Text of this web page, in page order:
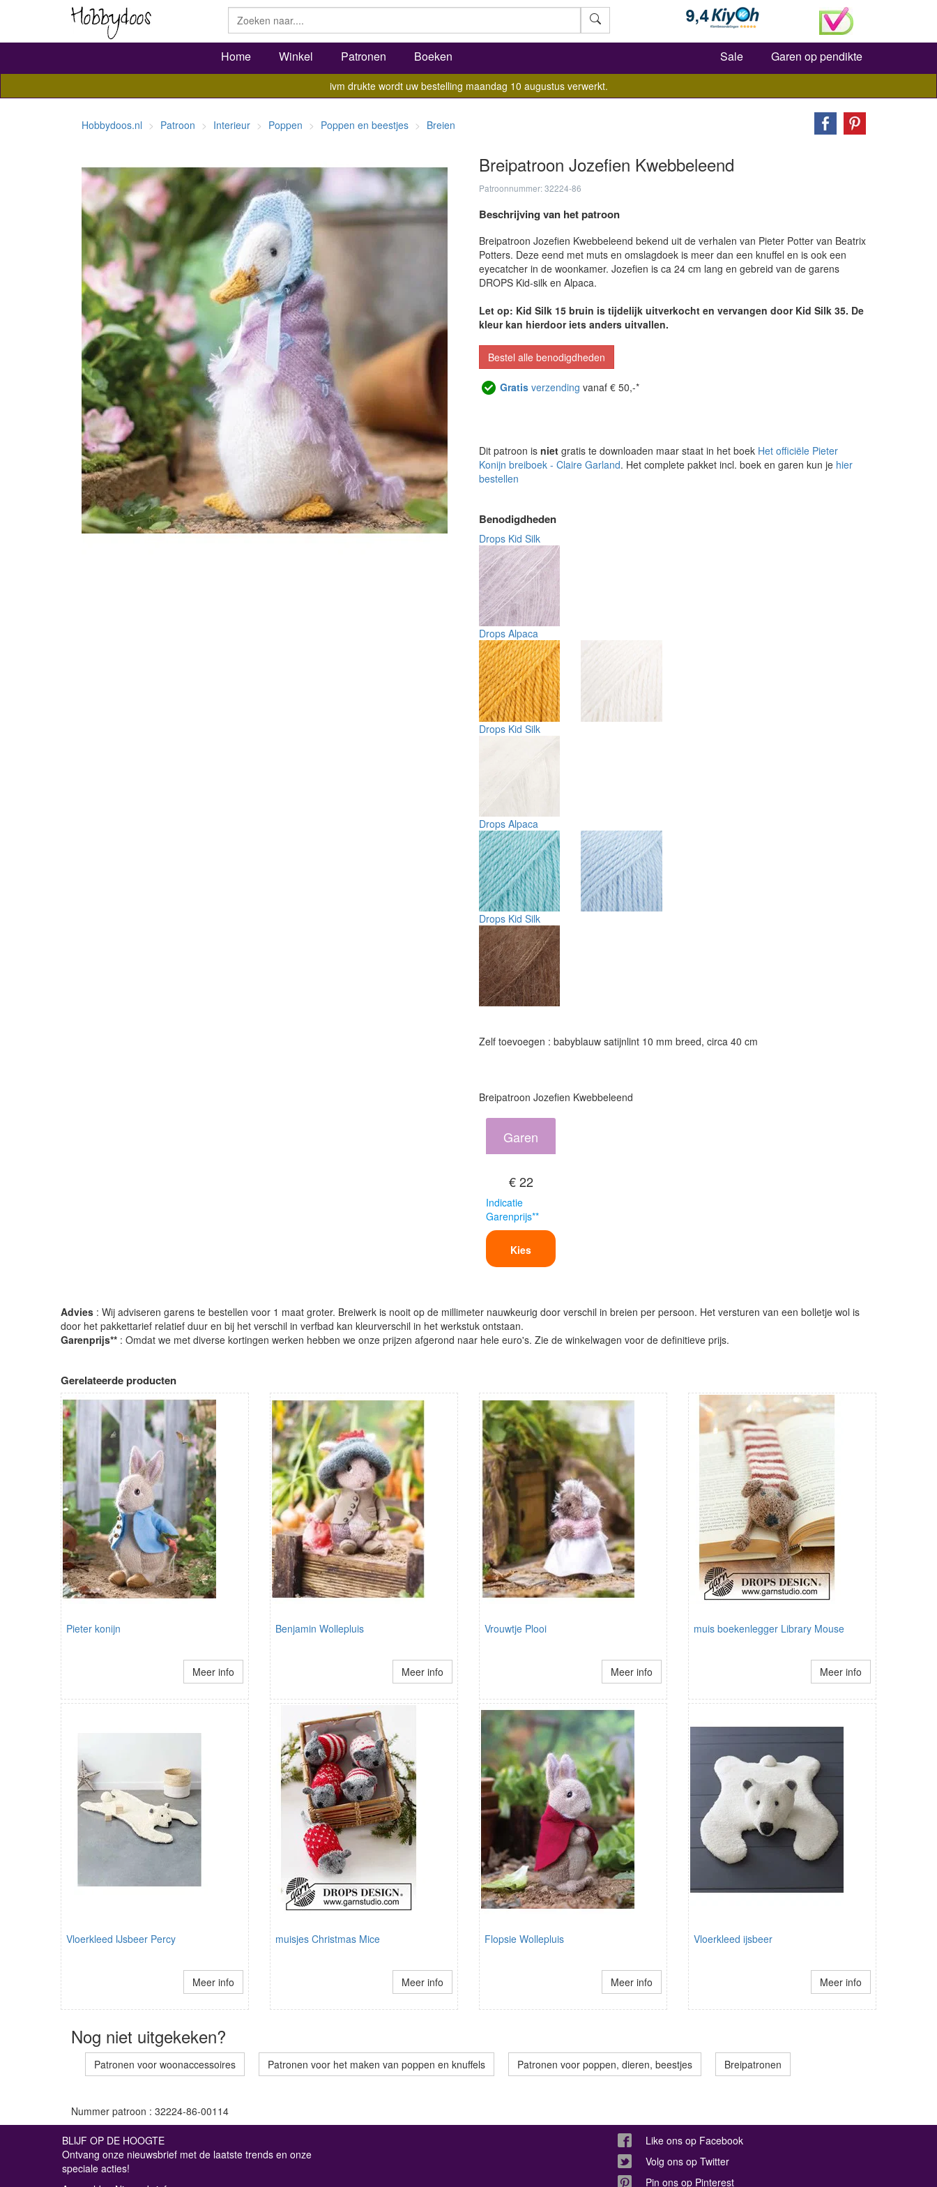
Zoeken
Home Winkel Patronen Boeken Sale Garen op pendikte
ivm drukte wordt uw bestelling maandag 10 augustus verwerkt.
Hobbydoos.nl Patroon Interieur Poppen Poppen en beestjes Breien
Breipatroon Jozefien Kwebbeleend
Patroonnummer: 32224-86
Beschrijving van het patroon
Breipatroon Jozefien Kwebbeleend bekend uit de verhalen van Pieter Potter van Beatrix
Potters. Deze eend met muts en omslagdoek is meer dan een knuffel en is ook een
eyecatcher in de woonkamer. Jozefien is ca 24 cm lang en gebreid van de garens
DROPS Kid-silk en Alpaca.
Let op: Kid Silk 15 bruin is tijdelijk uitverkocht en vervangen door Kid Silk 35. De
kleur kan hierdoor iets anders uitvallen.
Bestel alle benodigdheden
Gratis verzending vanaf € 50,-*
Dit patroon is niet gratis te downloaden maar staat in het boek Het officiële Pieter
Konijn breiboek - Claire Garland. Het complete pakket incl. boek en garen kun je hier
bestellen
Benodigdheden
Drops Kid Silk
Drops Alpaca
Drops Kid Silk
Drops Alpaca
Drops Kid Silk
Zelf toevoegen : babyblauw satijnlint 10 mm breed, circa 40 cm
Breipatroon Jozefien Kwebbeleend
Garen
€ 22
Indicatie
Garenprijs**
Kies
Advies : Wij adviseren garens te bestellen voor 1 maat groter. Breiwerk is nooit op de millimeter nauwkeurig door verschil in breien per persoon. Het versturen van een bolletje wol is
door het pakkettarief relatief duur en bij het verschil in verfbad kan kleurverschil in het werkstuk ontstaan.
Garenprijs** : Omdat we met diverse kortingen werken hebben we onze prijzen afgerond naar hele euro's. Zie de winkelwagen voor de definitieve prijs.
Gerelateerde producten
Pieter konijn
Meer info
Benjamin Wollepluis
Meer info
Vrouwtje Plooi
Meer info
muis boekenlegger Library Mouse
Meer info
Vloerkleed IJsbeer Percy
Meer info
muisjes Christmas Mice
Meer info
Flopsie Wollepluis
Meer info
Vloerkleed ijsbeer
Meer info
Nog niet uitgekeken?
Patronen voor woonaccessoires Patronen voor het maken van poppen en knuffels Patronen voor poppen, dieren, beestjes Breipatronen
Nummer patroon : 32224-86-00114
BLIJF OP DE HOOGTE
Ontvang onze nieuwsbrief met de laatste trends en onze
speciale acties!
Like ons op Facebook
Volg ons op Twitter
Pin ons op Pinterest